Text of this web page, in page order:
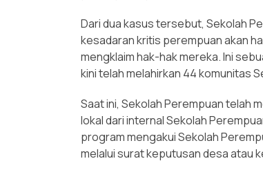
Dari dua kasus tersebut, Sekolah
kesadaran kritis perempuan akan
mengklaim hak-hak mereka. Ini
kini telah melahirkan 44 komunitas
Saat ini, Sekolah Perempuan telah
lokal dari internal Sekolah
program mengakui Sekolah
melalui surat keputusan desa atau